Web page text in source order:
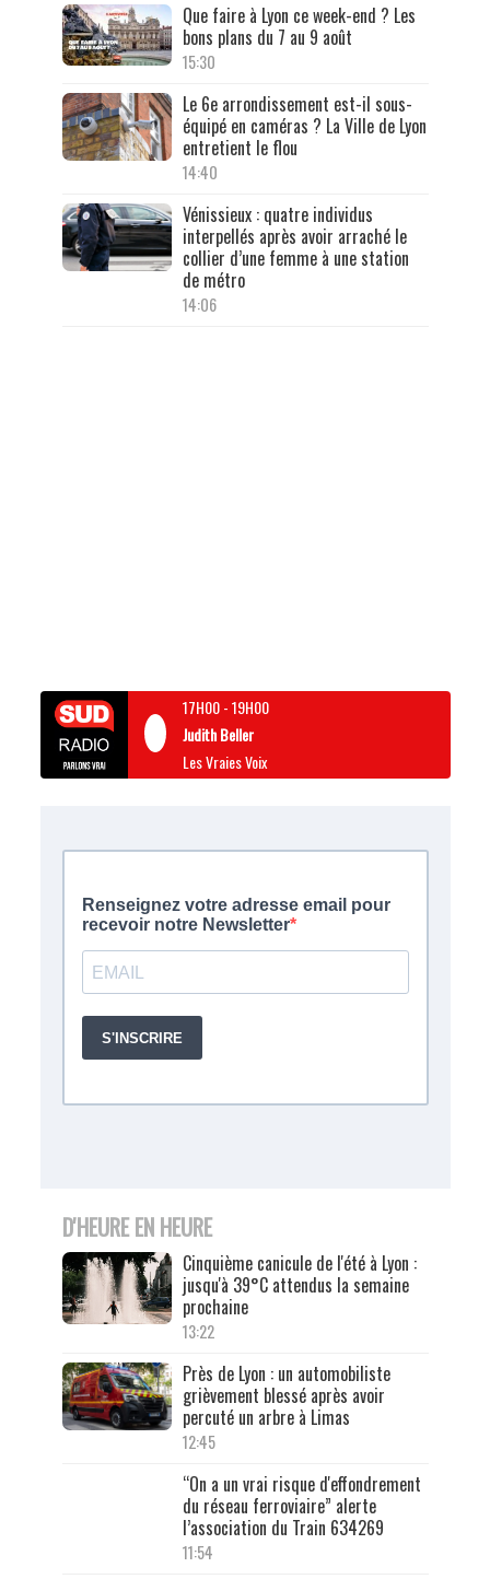
Que faire à Lyon ce week-end ? Les
bons plans du 7 au 9 août
15:30
Le 6e arrondissement est-il sous-
équipé en caméras ? La Ville de Lyon
entretient le flou
14:40
Vénissieux : quatre individus
interpellés après avoir arraché le
collier d’une femme à une station
de métro
14:06
17H00-19H00
Judith Beller
Les Vraies Voix
D'HEURE EN HEURE
Cinquième canicule de l'été à Lyon :
jusqu'à 39°C attendus la semaine
prochaine
13:22
Près de Lyon : un automobiliste
grièvement blessé après avoir
percuté un arbre à Limas
12:45
“On a un vrai risque d'effondrement
du réseau ferroviaire” alerte
l’association du Train 634269
11:54